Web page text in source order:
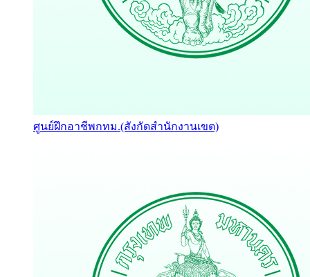
ศูนย์ฝึกอาชีพกทม.(สังกัดสำนักงานเขต)